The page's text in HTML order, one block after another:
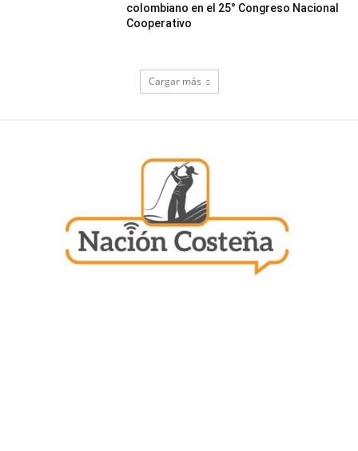
colombiano en el 25° Congreso Nacional
Cooperativo
Cargar más